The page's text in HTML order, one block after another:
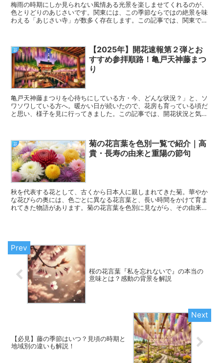
梅雨の時期にしか見られない風情ある光景を楽しませてくれるのが、
色とりどりのあじさいです。関東には、この季節ならではの絶景を味
わえる「あじさい寺」が数多く存在します。この記事では、関東で特
花
【2025年】開花速報第２弾とお
すすめ参拝順路！亀戸天神藤まつ
り
亀戸天神藤まつりを心待ちにしている方・今、どんな状況？」と、ソ
ワソワしている方へ。暖かい日が続いたので、花房も育っている頃だ
と思い、様子を見に行ってきました。この記事では、開花状況と気付
花
菊の花言葉を色別一覧で紹介｜高
貴・長寿の由来と重陽の節句
秋を代表する花として、古くから日本人に親しまれてきた菊。華やか
な花びらの奥には、色ごとに異なる花言葉と、長い時間をかけて育ま
れてきた物語があります。菊の花言葉を色別に見ながら、その由来
桜の花言葉『私を忘れないで』の本当の
意味とは？感動の背景を解説
【必見】藤の季節はいつ？見頃の時期と
地域別の違いも解説！